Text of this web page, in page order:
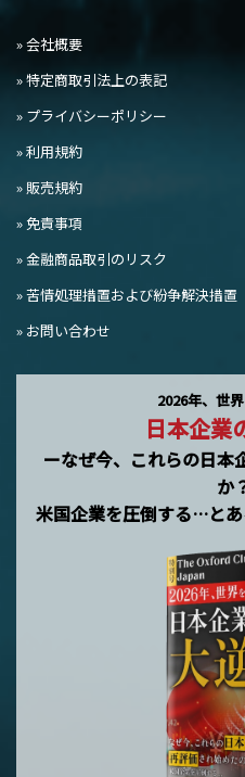
» 会社概要
» 特定商取引法上の表記
» プライバシーポリシー
» 利用規約
» 販売規約
» 免責事項
» 金融商品取引のリスク
» 苦情処理措置および紛争解決措置
» お問い合わせ
2026年、世
日本企業
ーなぜ今、これらの日本
か
米国企業を圧倒する…と